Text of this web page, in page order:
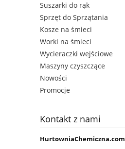
Suszarki do rąk
Sprzęt do Sprzątania
Kosze na śmieci
Worki na śmieci
Wycieraczki wejściowe
Maszyny czyszczące
Nowości
Promocje
Kontakt z nami
HurtowniaChemiczna.com